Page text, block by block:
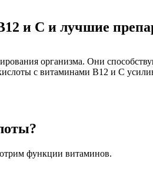
и С и лучшие
организма. Они
с витаминами B12 и C
функции витаминов.